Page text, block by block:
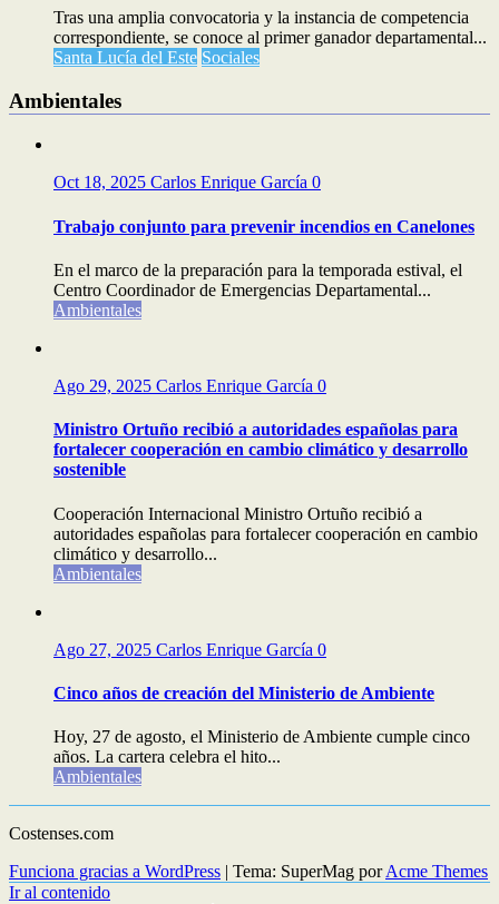
Tras una amplia convocatoria y la instancia de competencia
correspondiente, se conoce al primer ganador departamental...
Santa Lucía del Este Sociales
Ambientales
Oct 18, 2025 Carlos Enrique García 0
Trabajo conjunto para prevenir incendios en Canelones
En el marco de la preparación para la temporada estival, el
Centro Coordinador de Emergencias Departamental...
Ambientales
Ago 29, 2025 Carlos Enrique García 0
Ministro Ortuño recibió a autoridades españolas para
fortalecer cooperación en cambio climático y desarrollo
sostenible
Cooperación Internacional Ministro Ortuño recibió a
autoridades españolas para fortalecer cooperación en cambio
climático y desarrollo...
Ambientales
Ago 27, 2025 Carlos Enrique García 0
Cinco años de creación del Ministerio de Ambiente
Hoy, 27 de agosto, el Ministerio de Ambiente cumple cinco
años. La cartera celebra el hito...
Ambientales
Costenses.com
Funciona gracias a WordPress | Tema: SuperMag porAcme Themes
Ir al contenido